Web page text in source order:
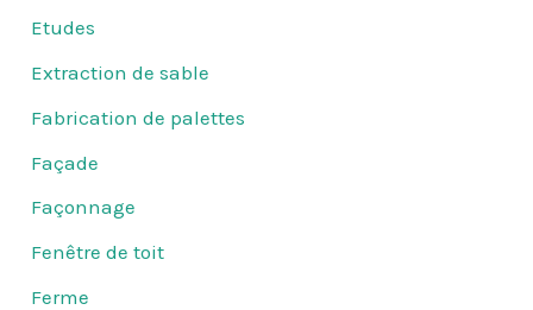
Etudes
Extraction de sable
Fabrication de palettes
Façade
Façonnage
Fenêtre de toit
Ferme